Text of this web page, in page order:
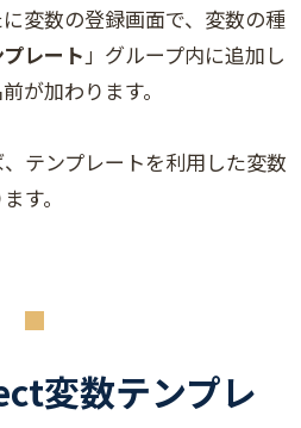
変数の登録画面で、変数の種
レート」グループ内に追加し
が加わります。
テンプレートを利用した変数
す。
変数テンプレ